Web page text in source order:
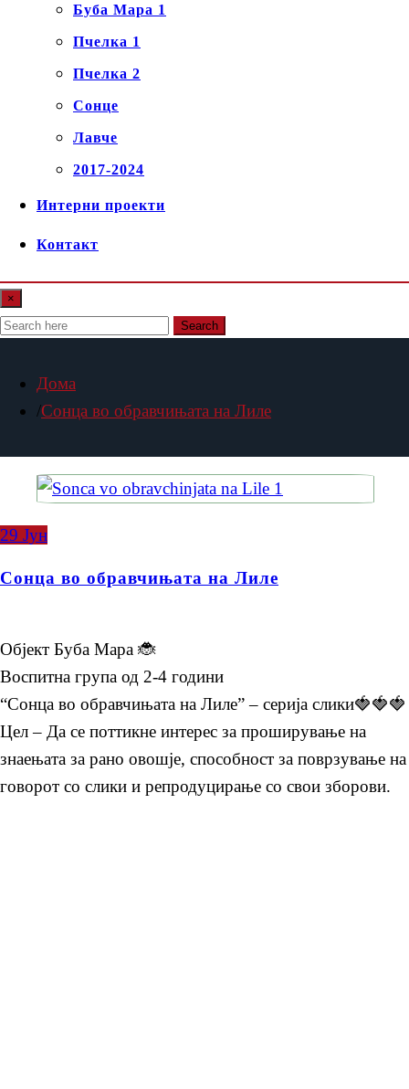
Буба Мара 1
Пчелка 1
Пчелка 2
Сонце
Лавче
2017-2024
Интерни проекти
Контакт
×
Search
Дома
Сонца во обравчињата на Лиле
29 Јун
Сонца во обравчињата на Лиле
Објект Буба Мара 🐞
Воспитна група од 2-4 години
“Сонца во обравчињата на Лиле” – серија слики🍓🍓🍓
Цел – Да се поттикне интерес за проширување на
знаењата за рано овошје, способност за поврзување на
говорот со слики и репродуцирање со свои зборови.